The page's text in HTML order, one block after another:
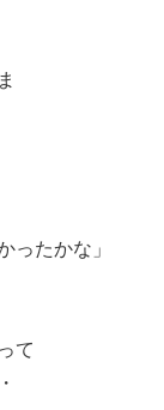
ったかな」
て